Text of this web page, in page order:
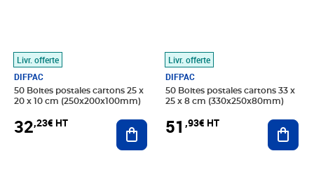
Livr. offerte
DIFPAC
50 Boites postales cartons 25 x
20 x 10 cm (250x200x100mm)
32,23€ HT Ajouter au panier
Livr. offerte
DIFPAC
50 Boites postales cartons 33 x
25 x 8 cm (330x250x80mm)
51 ,93€ HT